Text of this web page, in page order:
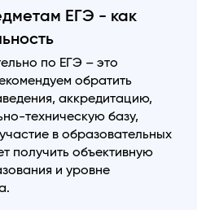
ЕГЭ - как
по ЕГЭ – это
обратить
аккредитацию,
техническую базу,
в образовательных
получить объективную
и уровне